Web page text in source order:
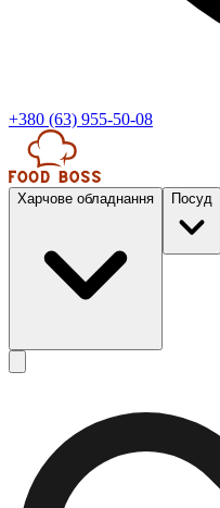
+380 (63) 955-50-08
Харчове обладнання Посуд